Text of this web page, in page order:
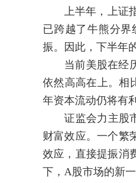
上半年，上证指
已跨越了牛熊分
振。因此，下半年
当前美股在经历
依然高高在上。相
年资本流动仍将有
证监会力主股市
财富效应。一个繁
效应，直接提振消
下，A股市场的新